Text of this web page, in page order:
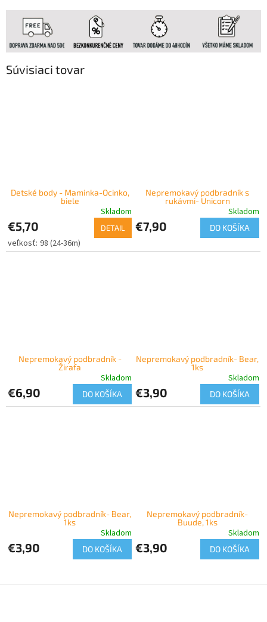
Súvisiaci tovar
Detské body - Maminka-Ocinko,
biele
Skladom
€5,70 DETAIL
98 (24-36m)
Nepremokavý podbradník s
rukávmi- Unicorn
Skladom
€7,90 DO KOŠÍKA
Nepremokavý podbradník -
Žirafa
Skladom
€6,90 DO KOŠÍKA
Nepremokavý podbradník- Bear,
1ks
Skladom
€3,90 DO KOŠÍKA
Nepremokavý podbradník- Bear,
1ks
Skladom
€3,90 DO KOŠÍKA
Nepremokavý podbradník-
Buude, 1ks
Skladom
€3,90 DO KOŠÍKA